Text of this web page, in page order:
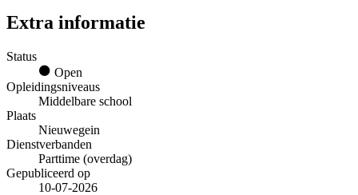
Extra informatie
Status
Open
Opleidingsniveaus
Middelbare school
Plaats
Nieuwegein
Dienstverbanden
Parttime (overdag)
Gepubliceerd op
10-07-2026